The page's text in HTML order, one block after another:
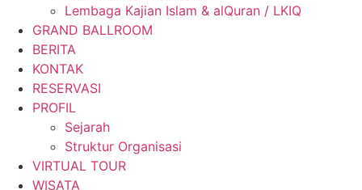
Lembaga Kajian Islam & alQuran / LKIQ
GRAND BALLROOM
BERITA
KONTAK
RESERVASI
PROFIL
Sejarah
Struktur Organisasi
VIRTUAL TOUR
WISATA